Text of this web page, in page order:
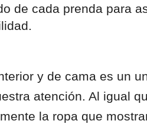
de cada prenda para
y de cama es un
atención. Al igual
la ropa que